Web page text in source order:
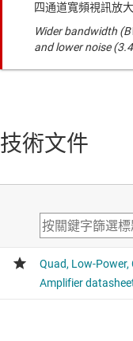
四通道寬頻視訊放
Wider bandwidth
and lower noise
技術文件